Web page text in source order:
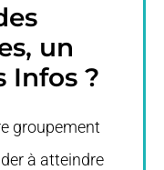
un
Infos ?
groupement
à atteindre